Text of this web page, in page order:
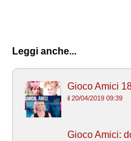
Leggi anche...
Gioco Amici
il 20/04/2019 09:39
Gioco Amici: